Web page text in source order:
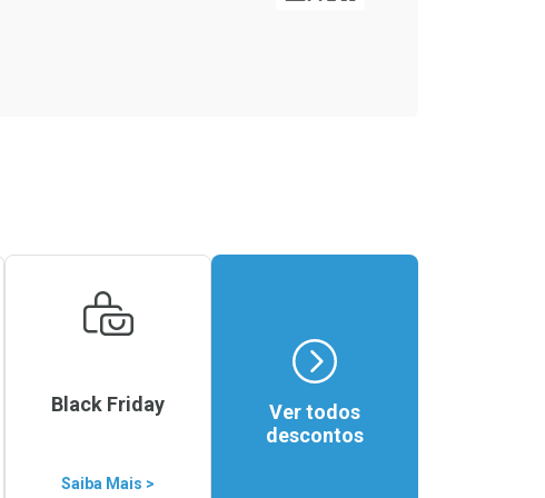
Black Friday
Saiba Mais >
Ver todos
descontos